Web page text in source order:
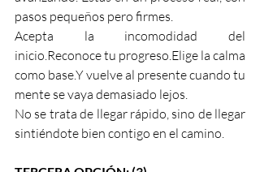
pasos pequeños pero firmes.
Acepta la incomodidad del
inicio.Reconoce tu progreso.Elige la calma
como base.Y vuelve al presente cuando tu
mente se vaya demasiado lejos.
No se trata de llegar rápido, sino de llegar
sintiéndote bien contigo en el camino.